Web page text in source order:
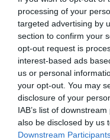
processing of your
targeted advertising by
section to confirm your
opt-out request is
interest-based ads
us or personal
your opt-out. You may
disclosure of your
IAB’s list of
also be disclosed by us
Downstream
διπλάσια σύνταξη
07.08.2026 | 20:20
Δείτε τι έκανε
για τις φωτιές
07.08.2026 | 20:00
Μητέρα και γιος οι
σύγκρουση
Έσπασαν πιάτα στο
κεφάλι του Αταμάν –
Βίντεο από τη Σύμη